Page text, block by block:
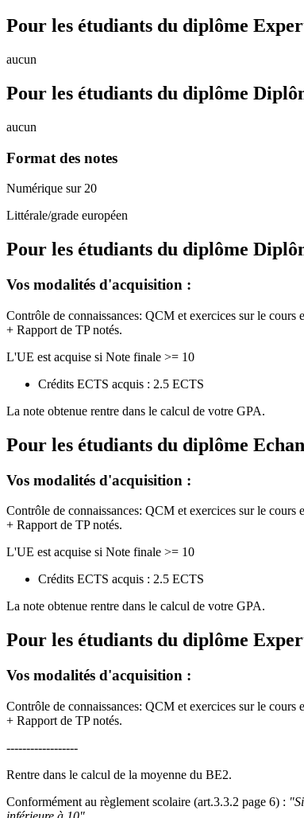
Pour les étudiants du diplôme
aucun
Pour les étudiants du diplôme
aucun
Format des notes
Numérique sur 20
Littérale/grade européen
Pour les étudiants du diplôme
Vos modalités d'acquisition :
Contrôle de connaissances: QCM et exercices sur le cours
+ Rapport de TP notés.
L'UE est acquise si Note finale >= 10
Crédits ECTS acquis : 2.5 ECTS
La note obtenue rentre dans le calcul de votre GPA.
Pour les étudiants du diplôme
Vos modalités d'acquisition :
Contrôle de connaissances: QCM et exercices sur le cours
+ Rapport de TP notés.
L'UE est acquise si Note finale >= 10
Crédits ECTS acquis : 2.5 ECTS
La note obtenue rentre dans le calcul de votre GPA.
Pour les étudiants du diplôme
Vos modalités d'acquisition :
Contrôle de connaissances: QCM et exercices sur le cours
+ Rapport de TP notés.
------------------
Rentre dans le calcul de la moyenne du BE2.
Conformément au règlement scolaire (art.3.3.2 page 6) :